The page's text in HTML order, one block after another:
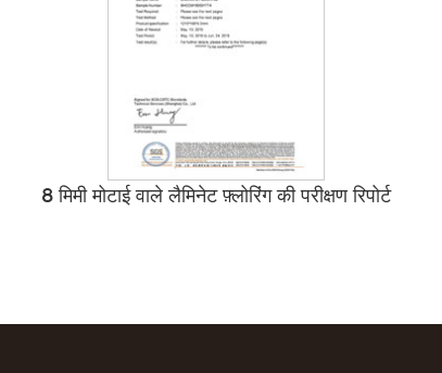
8 मिमी मोटाई वाले लैमिनेट फ़्लोरिंग की परीक्षण रिपोर्ट